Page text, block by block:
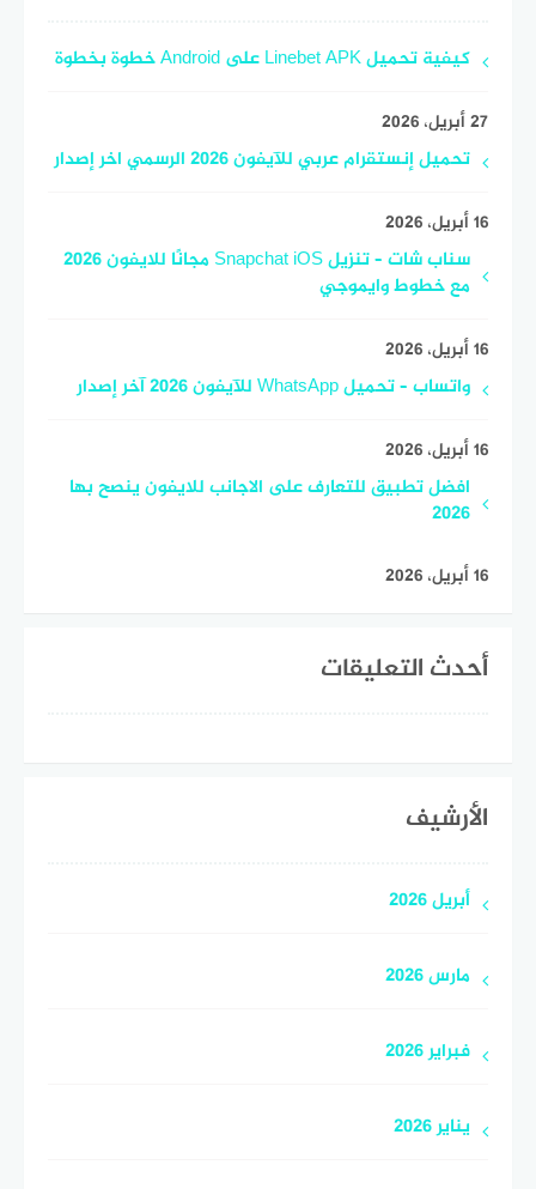
كيفية تحميل Linebet APK على Android خطوة بخطوة
27 أبريل، 2026
تحميل إنستقرام عربي للآيفون 2026 الرسمي اخر إصدار
16 أبريل، 2026
سناب شات – تنزيل Snapchat iOS مجانًا للايفون 2026
مع خطوط وايموجي
16 أبريل، 2026
واتساب – تحميل WhatsApp للآيفون 2026 آخر إصدار
16 أبريل، 2026
افضل تطبيق للتعارف على الاجانب للايفون ينصح بها
2026
16 أبريل، 2026
أحدث التعليقات
الأرشيف
أبريل 2026
مارس 2026
فبراير 2026
يناير 2026